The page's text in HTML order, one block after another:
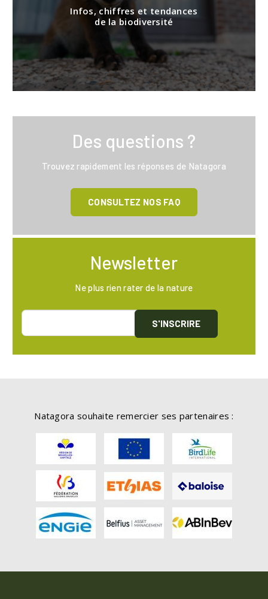
Infos, chiffres et tendances
de la biodiversité
Des questions ?
Trouvez rapidement les réponses de Natagora
CONSULTEZ NOS FAQ
Newsletter
Ne plus rien rater de la nature
S'INSCRIRE
Natagora souhaite remercier ses partenaires :